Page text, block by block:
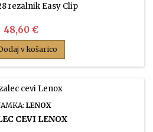
rezalnik Easy Clip
Cena
48,60 €
v košarico
LENOX
CEVI LENOX